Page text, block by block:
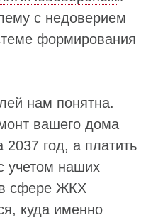
с недоверием
формирования
нам понятна.
вашего дома
год, а платить
учетом наших
сфере ЖКХ
куда именно